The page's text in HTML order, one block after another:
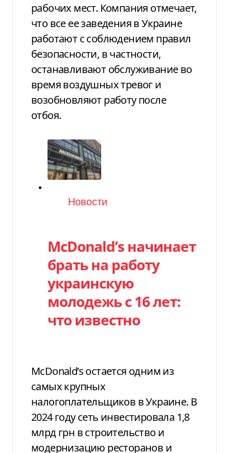
рабочих мест. Компания отмечает,
что все ее заведения в Украине
работают с соблюдением правил
безопасности, в частности,
останавливают обслуживание во
время воздушных тревог и
возобновляют работу после
отбоя.
Категория
Новости
McDonald’s начинает
брать на работу
украинскую
молодежь с 16 лет:
что известно
McDonald’s остается одним из
самых крупных
налогоплательщиков в Украине. В
2024 году сеть инвестировала 1,8
млрд грн в строительство и
модернизацию ресторанов и